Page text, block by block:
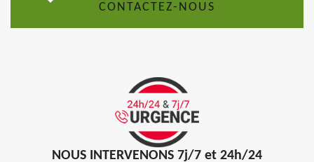
CONTACTEZ-NOUS
NOUS INTERVENONS 7j/7 et 24h/24